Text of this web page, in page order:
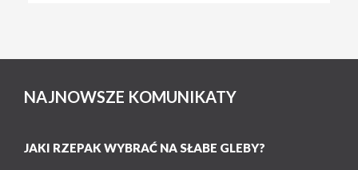
NAJNOWSZE KOMUNIKATY
JAKI RZEPAK WYBRAĆ NA SŁABE GLEBY?